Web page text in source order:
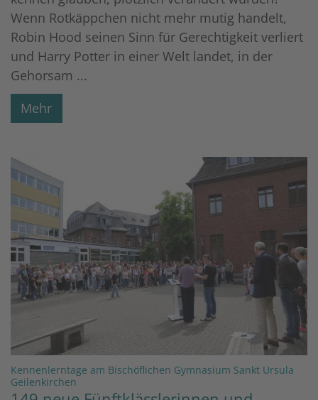
Wenn Rotkäppchen nicht mehr mutig handelt,
Robin Hood seinen Sinn für Gerechtigkeit verliert
und Harry Potter in einer Welt landet, in der
Gehorsam ...
Mehr
Kennenlerntage am Bischöflichen Gymnasium Sankt Ursula
Geilenkirchen